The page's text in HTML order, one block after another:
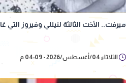
ميرفت.. الأخت الثالثة لنيللي وفيروز
الثلاثاء 04/أغسطس/2026 - 04:09 م